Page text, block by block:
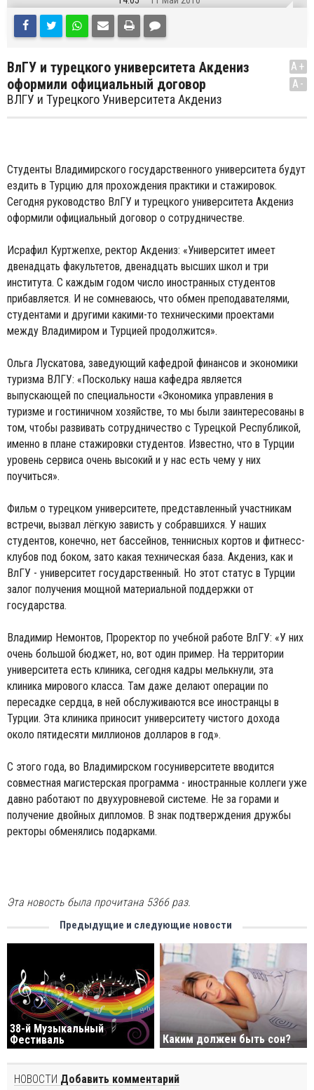
ВлГУ и турецкого университета Акдениз
оформили официальный договор
ВЛГУ и Tурецкого Университета Акдениз
A+
A-
Студенты Владимирского государственного университета будут
ездить в Турцию для прохождения практики и стажировок.
Сегодня руководство ВлГУ и турецкого университета Акдениз
оформили официальный договор о сотрудничестве.
Исрафил Куртжепхе, ректор Акдениз: «Университет имеет
двенадцать факультетов, двенадцать высших школ и три
института. С каждым годом число иностранных студентов
прибавляется. И не сомневаюсь, что обмен преподавателями,
студентами и другими какими-то техническими проектами
между Владимиром и Турцией продолжится».
Ольга Лускатова, заведующий кафедрой финансов и экономики
туризма ВЛГУ: «Поскольку наша кафедра является
выпускающей по специальности «Экономика управления в
туризме и гостиничном хозяйстве, то мы были заинтересованы в
том, чтобы развивать сотрудничество с Турецкой Республикой,
именно в плане стажировки студентов. Известно, что в Турции
уровень сервиса очень высокий и у нас есть чему у них
поучиться».
Фильм о турецком университете, представленный участникам
встречи, вызвал лёгкую зависть у собравшихся. У наших
студентов, конечно, нет бассейнов, теннисных кортов и фитнесс-
клубов под боком, зато какая техническая база. Акдениз, как и
ВлГУ - университет государственный. Но этот статус в Турции
залог получения мощной материальной поддержки от
государства.
Владимир Немонтов, Проректор по учебной работе ВлГУ: «У них
очень большой бюджет, но, вот один пример. На территории
университета есть клиника, сегодня кадры мелькнули, эта
клиника мирового класса. Там даже делают операции по
пересадке сердца, в ней обслуживаются все иностранцы в
Турции. Эта клиника приносит университету чистого дохода
около пятидесяти миллионов долларов в год».
С этого года, во Владимирском госуниверситете вводится
совместная магистерская программа - иностранные коллеги уже
давно работают по двухуровневой системе. Не за горами и
получение двойных дипломов. В знак подтверждения дружбы
ректоры обменялись подарками.
Эта новость была прочитана 5366 раз.
Предыдущие и следующие новости
38-й Музыкальный
Фестиваль
Каким должен быть сон?
НОВОСТИ Добавить комментарий